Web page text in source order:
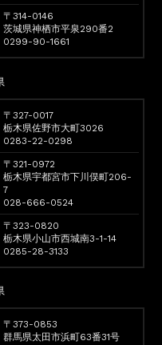
〒314-0146
茨城県神栖市平泉290番2
0299-90-1661
〒327-0017
栃木県佐野市大町3026
0283-22-0298
〒321-0972
栃木県宇都宮市下川俣町206-
7
028-666-0524
〒323-0820
栃木県小山市西城南3-1-14
0285-28-3133
〒373-0853
群馬県太田市浜町63番31号